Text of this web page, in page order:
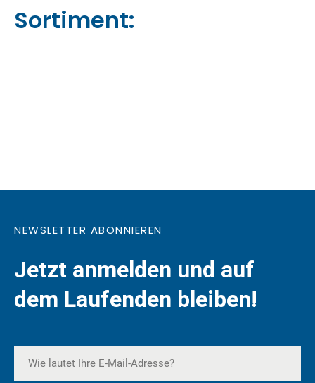
Sortiment:
NEWSLETTER ABONNIEREN
Jetzt anmelden und auf
dem Laufenden bleiben!